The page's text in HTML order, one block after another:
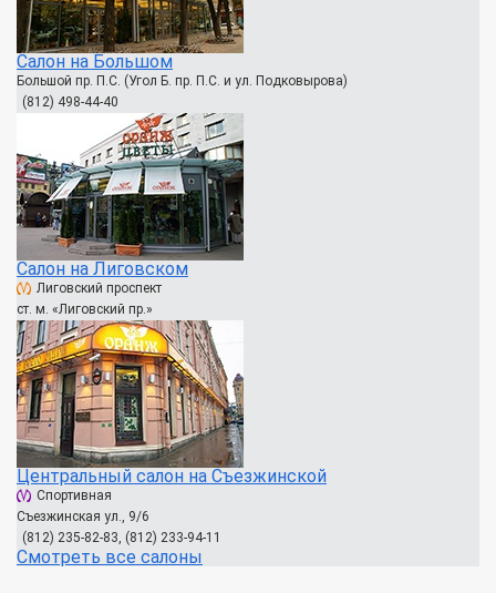
Салон на Большом
Большой пр. П.С. (Угол Б. пр. П.С. и ул. Подковырова)
(812) 498-44-40
Салон на Лиговском
Лиговский проспект
ст. м. «Лиговский пр.»
Центральный салон на Съезжинской
Спортивная
Съезжинская ул., 9/6
(812) 235-82-83, (812) 233-94-11
Смотреть все салоны